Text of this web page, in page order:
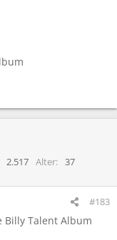
2.517 Alter
37
#183
Billy Talent Album